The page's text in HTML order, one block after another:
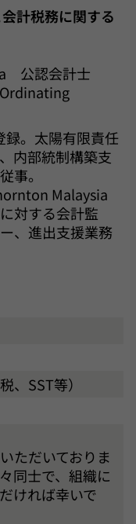
計税務に関する
公認会計士
録。太陽有限責任
内部統制構築支
事。
Malaysia
対する会計監
、進出支援業務
、SST等）
ただいておりま
同士で、組織に
ければ幸いで